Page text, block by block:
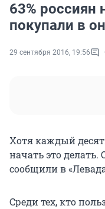
63% россиян
покупали в
29 сентября 2016, 19:56
Хотя каждый
начать это делать.
сообщили в
Среди тех, кто